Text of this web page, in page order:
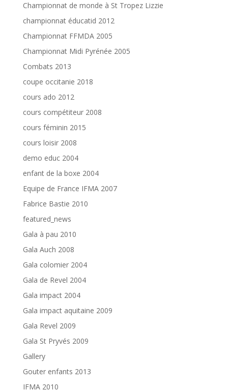
Championnat de monde à St Tropez Lizzie
championnat éducatid 2012
Championnat FFMDA 2005
Championnat Midi Pyrénée 2005
Combats 2013
coupe occitanie 2018
cours ado 2012
cours compétiteur 2008
cours féminin 2015
cours loisir 2008
demo educ 2004
enfant de la boxe 2004
Equipe de France IFMA 2007
Fabrice Bastie 2010
featured_news
Gala à pau 2010
Gala Auch 2008
Gala colomier 2004
Gala de Revel 2004
Gala impact 2004
Gala impact aquitaine 2009
Gala Revel 2009
Gala St Pryvés 2009
Gallery
Gouter enfants 2013
IFMA 2010